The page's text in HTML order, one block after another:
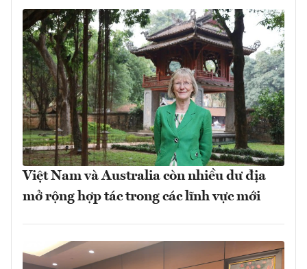
Việt Nam và Australia còn nhiều dư địa
mở rộng hợp tác trong các lĩnh vực mới